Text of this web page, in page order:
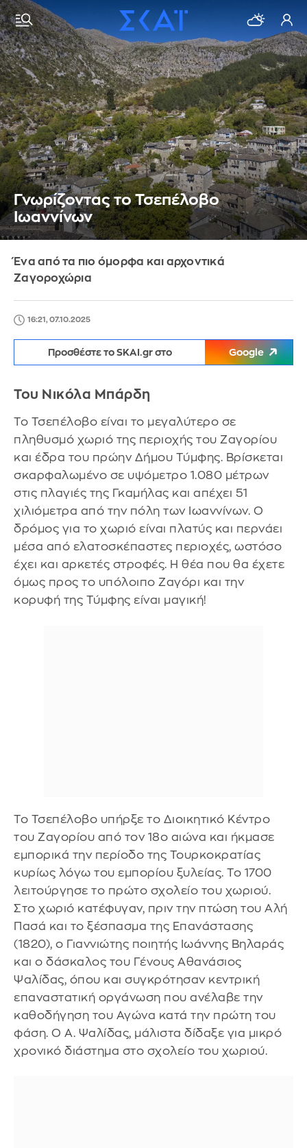
Γνωρίζοντας το Τσεπέλοβο
Ιωαννίνων
Ένα από τα πιο όμορφα και αρχοντικά
Ζαγοροχώρια
16:21, 07.10.2025
Προσθέστε το SKAI.gr στο Google
Του Νικόλα Μπάρδη
Το Τσεπέλοβο είναι το μεγαλύτερο σε
πληθυσμό χωριό της περιοχής του Ζαγορίου
και έδρα του πρώην Δήμου Τύμφης. Βρίσκεται
σκαρφαλωμένο σε υψόμετρο 1.080 μέτρων
στις πλαγιές της Γκαμήλας και απέχει 51
χιλιόμετρα από την πόλη των Ιωαννίνων. Ο
δρόμος για το χωριό είναι πλατύς και περνάει
μέσα από ελατοσκέπαστες περιοχές, ωστόσο
έχει και αρκετές στροφές. Η θέα που θα έχετε
όμως προς το υπόλοιπο Ζαγόρι και την
κορυφή της Τύμφης είναι μαγική!
Το Τσεπέλοβο υπήρξε το Διοικητικό Κέντρο
του Ζαγορίου από τον 18ο αιώνα και ήκμασε
εμπορικά την περίοδο της Τουρκοκρατίας
κυρίως λόγω του εμπορίου ξυλείας. Το 1700
λειτούργησε το πρώτο σχολείο του χωριού.
Στο χωριό κατέφυγαν, πριν την πτώση του Αλή
Πασά και το ξέσπασμα της Επανάστασης
(1820), ο Γιαννιώτης ποιητής Ιωάννης Βηλαράς
και ο δάσκαλος του Γένους Αθανάσιος
Ψαλίδας, όπου και συγκρότησαν κεντρική
επαναστατική οργάνωση που ανέλαβε την
καθοδήγηση του Αγώνα κατά την πρώτη του
φάση. Ο Α. Ψαλίδας, μάλιστα δίδαξε για μικρό
χρονικό διάστημα στο σχολείο του χωριού.